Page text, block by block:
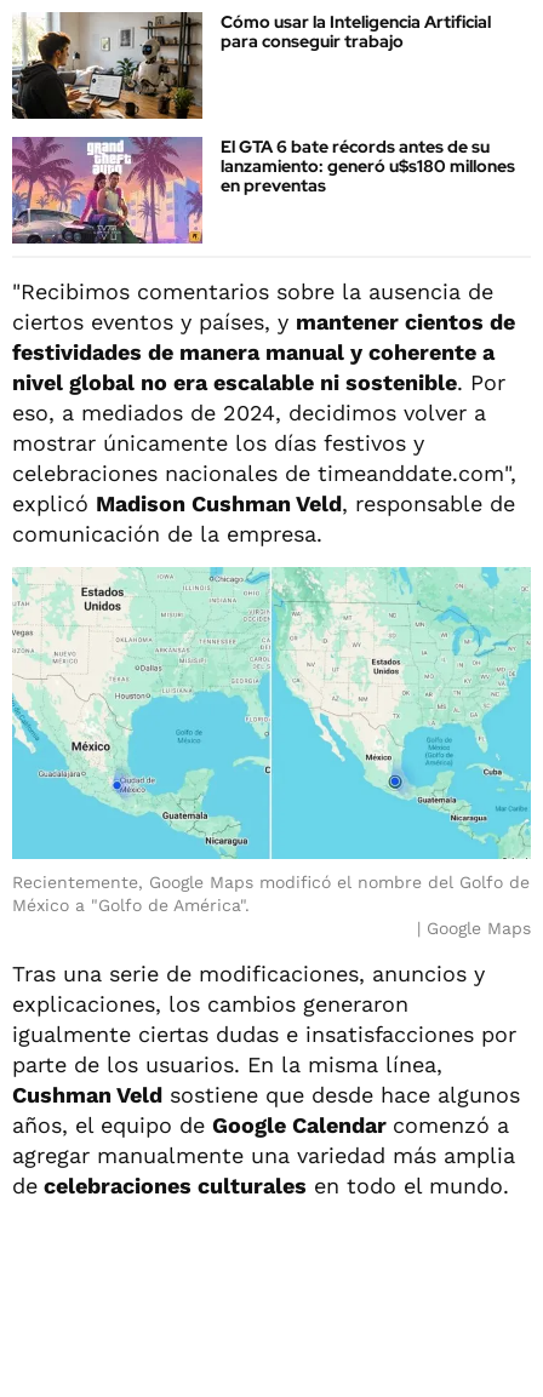
Cómo usar la Inteligencia Artificial
para conseguir trabajo
El GTA 6 bate récords antes de su
lanzamiento: generó u$s180 millones
en preventas
"Recibimos comentarios sobre la ausencia de
ciertos eventos y países, y mantener cientos de
festividades de manera manual y coherente a
nivel global no era escalable ni sostenible. Por
eso, a mediados de 2024, decidimos volver a
mostrar únicamente los días festivos y
celebraciones nacionales de timeanddate.com",
explicó Madison Cushman Veld, responsable de
comunicación de la empresa.
Recientemente, Google Maps modificó el nombre del Golfo de
México a "Golfo de América".
Google Maps
Tras una serie de modificaciones, anuncios y
explicaciones, los cambios generaron
igualmente ciertas dudas e insatisfacciones por
parte de los usuarios. En la misma línea,
Cushman Veld sostiene que desde hace algunos
años, el equipo de Google Calendar comenzó a
agregar manualmente una variedad más amplia
de celebraciones culturales en todo el mundo.